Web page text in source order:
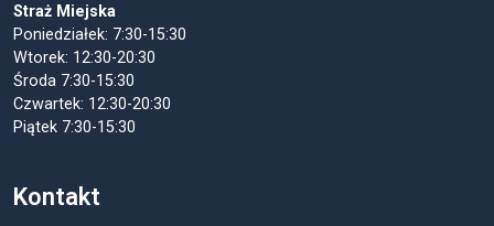
Straż Miejska
Poniedziałek: 7:30-15:30
Wtorek: 12:30-20:30
Środa 7:30-15:30
Czwartek: 12:30-20:30
Piątek 7:30-15:30
Kontakt